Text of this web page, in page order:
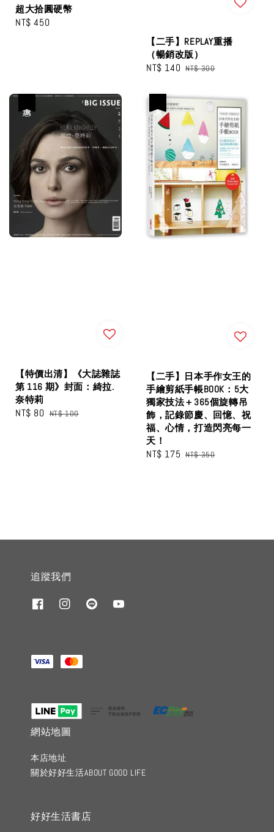
超大拾圓硬幣
Regular
NT$ 450
【二手】REPLAY重播
（暢銷改版）
Sale
NT$ 140 Regular
NT$ 300
【特價出清】《大誌雜誌
第 116 期》封面：綺拉.
奈特莉
Sale
NT$ 80 Regular
NT$ 100
【二手】日本手作女王的
手繪剪紙手帳BOOK：5大
獨家技法＋365個旋轉吊
飾，記錄節慶、回憶、祝
福、心情，打造閃亮每一
天！
Sale
NT$ 175 Regular
NT$ 350
追蹤我們
網站地圖
本店地址
關於好好生活ABOUT GOOD LIFE
好好生活書店